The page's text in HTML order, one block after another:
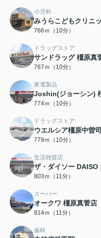
小児科
みうらこどもクリニ
766ｍ（10分）
ドラッグストア
サンドラッグ 橿原真
767ｍ（10分）
家電製品
Joshin(ジョーシン)
774ｍ（10分）
ドラッグストア
ウエルシア橿原中曽
779ｍ（10分）
生活雑貨店
ザ・ダイソー DAISO
803ｍ（11分）
スーパー
オークワ 橿原真菅店
814ｍ（11分）
歯科